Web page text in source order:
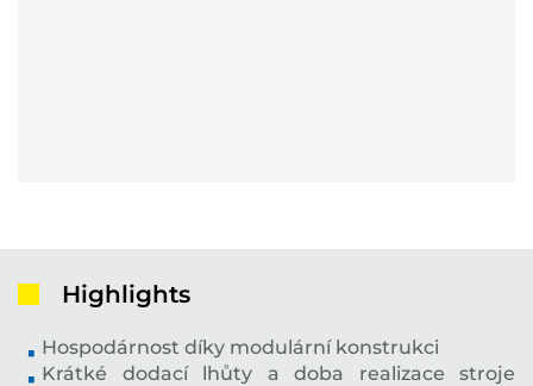
Highlights
Hospodárnost díky modulární konstrukci
Krátké dodací lhůty a doba realizace stroje